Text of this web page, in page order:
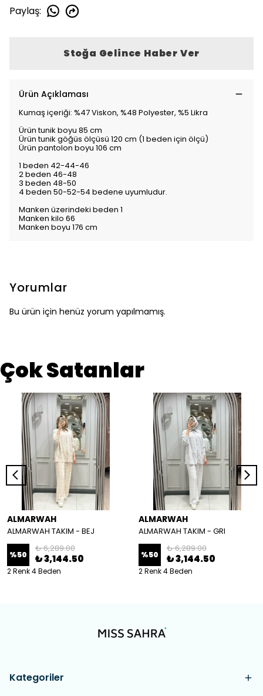
Paylaş:
Stoğa Gelince Haber Ver
Ürün Açıklaması
Kumaş içeriği: %47 Viskon, %48 Polyester, %5 Likra
Ürün tunik boyu 85 cm
Ürün tunik göğüs ölçüsü 120 cm (1 beden için ölçü)
Ürün pantolon boyu 106 cm
1 beden 42-44-46
2 beden 46-48
3 beden 48-50
4 beden 50-52-54 bedene uyumludur.
Manken üzerindeki beden 1
Manken kilo 66
Manken boyu 176 cm
Yorumlar
Bu ürün için henüz yorum yapılmamış.
Çok Satanlar
ALMARWAH
ALMARWAH TAKIM - BEJ
%50
₺ 6,289.00
₺ 3,144.50
2 Renk 4 Beden
ALMARWAH
ALMARWAH TAKIM - GRI
%50
₺ 6,289.00
₺ 3,144.50
2 Renk 4 Beden
Kategoriler